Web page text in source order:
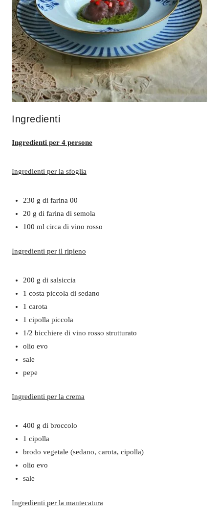
Ingredienti
Ingredienti per 4 persone
Ingredienti per la sfoglia
230 g di farina 00
20 g di farina di semola
100 ml circa di vino rosso
Ingredienti per il ripieno
200 g di salsiccia
1 costa piccola di sedano
1 carota
1 cipolla piccola
1/2 bicchiere di vino rosso strutturato
olio evo
sale
pepe
Ingredienti per la crema
400 g di broccolo
1 cipolla
brodo vegetale (sedano, carota, cipolla)
olio evo
sale
Ingredienti per la mantecatura